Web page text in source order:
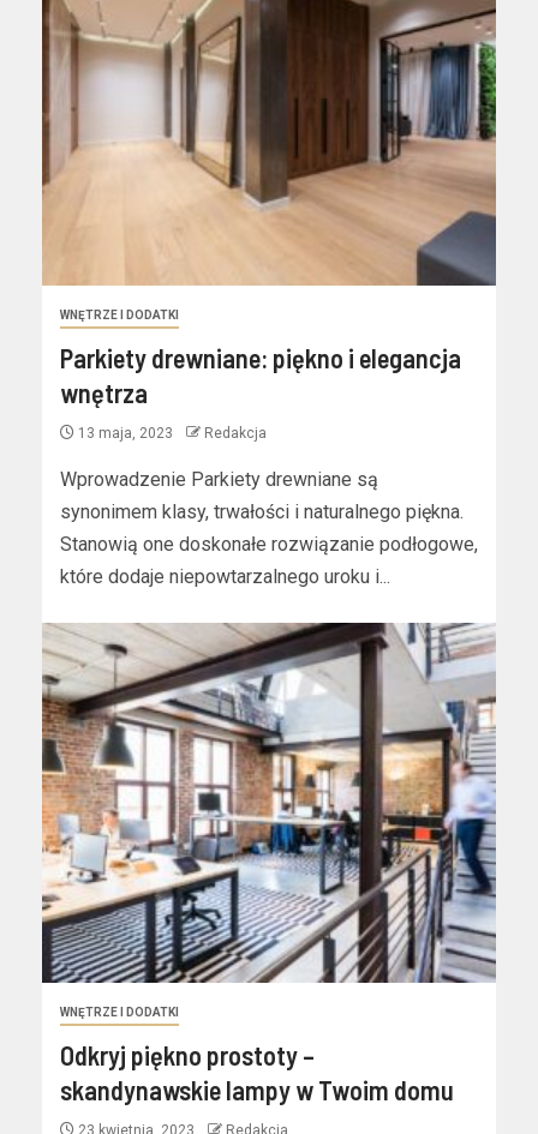
WNĘTRZE I DODATKI
Parkiety drewniane: piękno i elegancja
wnętrza
13 maja, 2023 Redakcja
Wprowadzenie Parkiety drewniane są
synonimem klasy, trwałości i naturalnego piękna.
Stanowią one doskonałe rozwiązanie podłogowe,
które dodaje niepowtarzalnego uroku i...
WNĘTRZE I DODATKI
Odkryj piękno prostoty –
skandynawskie lampy w Twoim domu
23 kwietnia, 2023 Redakcja